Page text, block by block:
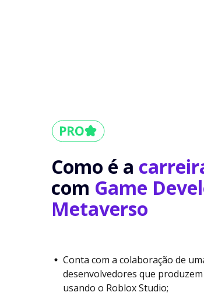
Como é a
com Game
Metaverso
Conta com a colaboração de
desenvolvedores que
usando o Roblox Studio;